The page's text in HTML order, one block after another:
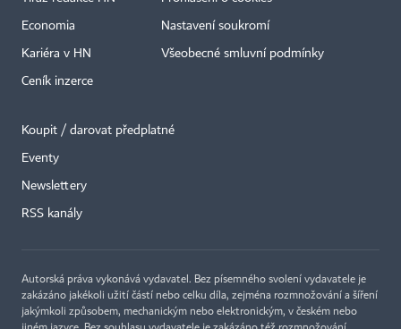
Economia
Kariéra v HN
Ceník inzerce
Nastavení soukromí
Všeobecné smluvní podmínky
Koupit / darovat předplatné
Eventy
Newslettery
RSS kanály
Autorská práva vykonává vydavatel. Bez písemného svolení vydavatele je
zakázáno jakékoli užití částí nebo celku díla, zejména rozmnožování a šíření
jakýmkoli způsobem, mechanickým nebo elektronickým, v českém nebo